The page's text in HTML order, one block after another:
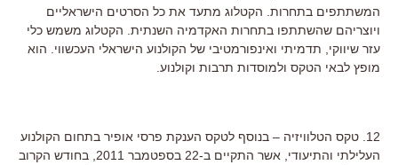
המשתתפים בתחרות. הקטלוג מתעד את כל הסרטים הישראליים
ויוצריהם שהשתתפו בתחרות האקדמיה השנתית. הקטלוג משמש כלי
עזר שיווקי, תדמיתי ואינפורמטיבי של הקולנוע הישראלי העכשווי. הוא
מופץ לבאי הטקס ולמוסדות תרבות וקולנוע.
12. טקס הטלוויזיה – בנוסף לטקס הענקת פרסי אופיר בתחום הקולנוע
העלילתי והתיעודי, אשר התקיים ב-22 בספטמבר 2011, בחודש הקרוב